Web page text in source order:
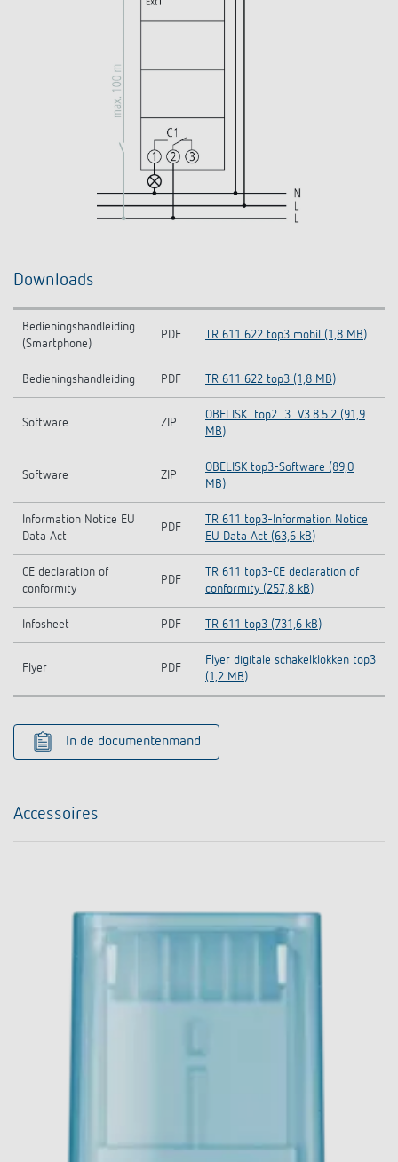
Downloads
Bedieningshandleiding
(Smartphone)
PDF TR 611 622 top3 mobil (1,8 MB)
Bedieningshandleiding PDF TR 611 622 top3 (1,8 MB)
Software ZIP
OBELISK_top2_3_V3.8.5.2 (91,9
MB)
Software ZIP
OBELISK top3-Software (89,0
MB)
Information Notice EU
Data Act
PDF
TR 611 top3-Information Notice
EU Data Act (63,6 kB)
CE declaration of
conformity
PDF
TR 611 top3-CE declaration of
conformity (257,8 kB)
Infosheet PDF TR 611 top3 (731,6 kB)
Flyer PDF
Flyer digitale schakelklokken top3
(1,2 MB)
In de documentenmand
Accessoires